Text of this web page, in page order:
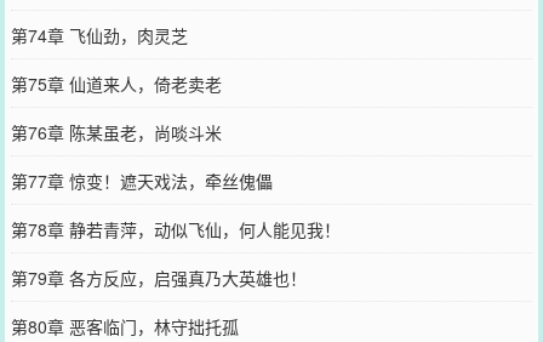
第74章 飞仙劲，肉灵芝
第75章 仙道来人，倚老卖老
第76章 陈某虽老，尚啖斗米
第77章 惊变！遮天戏法，牵丝傀儡
第78章 静若青萍，动似飞仙，何人能见我！
第79章 各方反应，启强真乃大英雄也！
第80章 恶客临门，林守拙托孤